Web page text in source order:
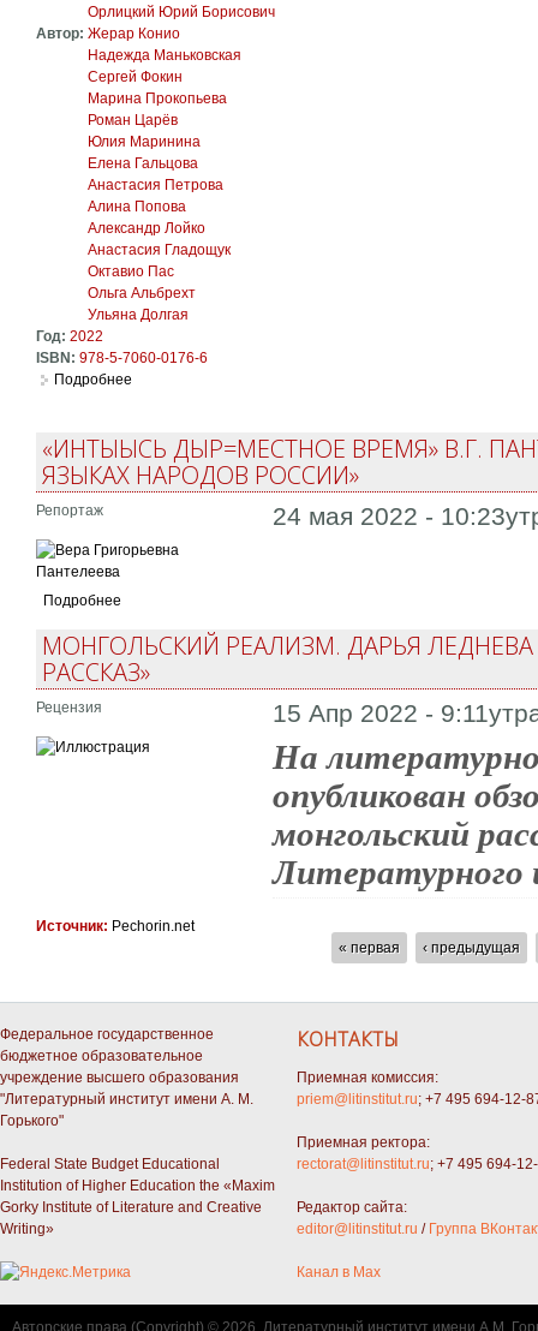
Орлицкий Юрий Борисович
Автор: Жерар Конио
Надежда Маньковская
Сергей Фокин
Марина Прокопьева
Роман Царёв
Юлия Маринина
Елена Гальцова
Анастасия Петрова
Алина Попова
Александр Лойко
Анастасия Гладощук
Октавио Пас
Ольга Альбрехт
Ульяна Долгая
Год: 2022
ISBN: 978-5-7060-0176-6
Подробнее
«ИНТЫЫСЬ ДЫР=МЕСТНОЕ ВРЕМЯ» В.Г.
ЯЗЫКАХ НАРОДОВ РОССИИ»
Репортаж 24 мая 2022 -
Подробнее
МОНГОЛЬСКИЙ РЕАЛИЗМ. ДАРЬЯ
РАССКАЗ»
Рецензия 15 Апр 2022 -
На
опубликован
монгольский
Источник: Pechorin.net
« первая ‹ предыдущая
Федеральное государственное
бюджетное образовательное
учреждение высшего образования
"Литературный институт имени А. М.
Горького"
Federal State Budget Educational
Institution of Higher Education the «Maxim
Gorky Institute of Literature and Creative
Writing»
КОНТАКТЫ
Приемная комиссия:
priem@litinstitut.ru; +7 495 694-12-
Приемная ректора:
rectorat@litinstitut.ru; +7 495 694-
Редактор сайта:
editor@litinstitut.ru / Группа
Канал в Max
Авторские права (Copyright) © 2026, Литературный институт имени А.М.